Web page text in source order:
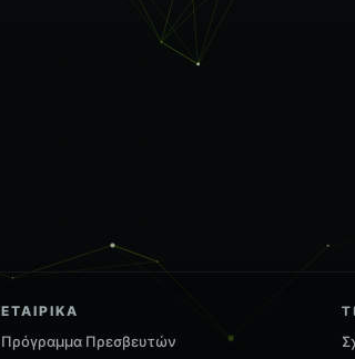
ΕΤΑΙΡΙΚΆ
Πρόγραμμα Πρεσβευτών